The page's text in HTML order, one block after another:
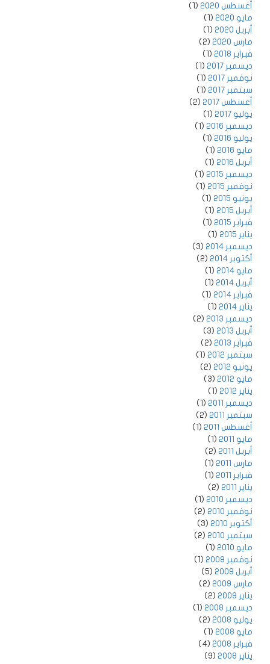
أغسطس 2020
(1)
مايو 2020
(1)
أبريل 2020
(1)
مارس 2020
(2)
فبراير 2018
(1)
ديسمبر 2017
(1)
نوفمبر 2017
(1)
سبتمبر 2017
(1)
أغسطس 2017
(2)
يوليو 2017
(1)
ديسمبر 2016
(1)
يوليو 2016
(1)
مايو 2016
(1)
أبريل 2016
(1)
ديسمبر 2015
(1)
نوفمبر 2015
(1)
يونيو 2015
(1)
أبريل 2015
(1)
فبراير 2015
(1)
يناير 2015
(1)
ديسمبر 2014
(3)
أكتوبر 2014
(2)
مايو 2014
(1)
أبريل 2014
(1)
فبراير 2014
(1)
يناير 2014
(1)
ديسمبر 2013
(2)
أبريل 2013
(3)
فبراير 2013
(2)
سبتمبر 2012
(1)
يونيو 2012
(2)
مايو 2012
(3)
يناير 2012
(1)
ديسمبر 2011
(1)
سبتمبر 2011
(2)
أغسطس 2011
(1)
مايو 2011
(1)
أبريل 2011
(2)
مارس 2011
(1)
فبراير 2011
(1)
يناير 2011
(2)
ديسمبر 2010
(1)
نوفمبر 2010
(2)
أكتوبر 2010
(3)
سبتمبر 2010
(2)
مايو 2010
(1)
نوفمبر 2009
(1)
أبريل 2009
(5)
مارس 2009
(2)
يناير 2009
(2)
ديسمبر 2008
(1)
يوليو 2008
(2)
مايو 2008
(1)
فبراير 2008
(4)
يناير 2008
(9)